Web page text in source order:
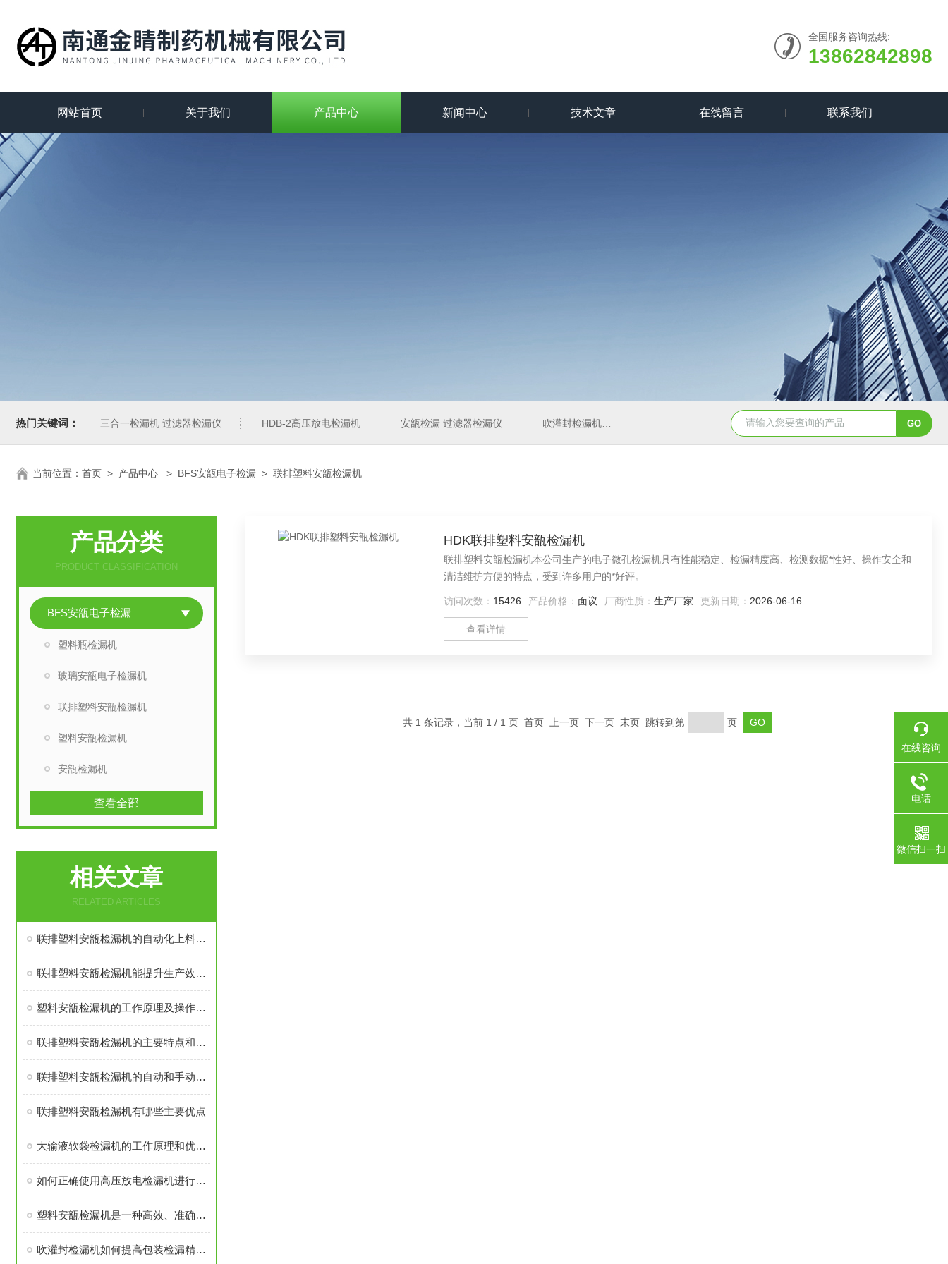
全国服务咨询热线:
13862842898
网站首页 关于我们 产品中心 新闻中心 技术文章 在线留言 联系我们
热门关键词： 三合一检漏机 过滤器检漏仪 HDB-2高压放电检漏机 安瓿检漏 过滤器检漏仪 吹灌封检漏机 过滤器检漏仪 塑瓶检漏机 过滤器检漏仪 玻璃安瓿电子检漏
当前位置： 首页 > 产品中心 > BFS安瓿电子检漏 > 联排塑料安瓿检漏机
产品分类
PRODUCT CLASSIFICATION
BFS安瓿电子检漏
塑料瓶检漏机
玻璃安瓿电子检漏机
联排塑料安瓿检漏机
塑料安瓿检漏机
安瓿检漏机
查看全部
相关文章
RELATED ARTICLES
联排塑料安瓿检漏机的自动化上料与分拣系统集成
联排塑料安瓿检漏机能提升生产效率与质量控制
塑料安瓿检漏机的工作原理及操作指南说明
联排塑料安瓿检漏机的主要特点和技术特征说明
联排塑料安瓿检漏机的自动和手动两种操作方式
联排塑料安瓿检漏机有哪些主要优点
大输液软袋检漏机的工作原理和优势有哪些？
如何正确使用高压放电检漏机进行检测？
塑料安瓿检漏机是一种高效、准确且环保的检测设备
吹灌封检漏机如何提高包装检漏精度？
HDK联排塑料安瓿检漏机
联排塑料安瓿检漏机本公司生产的电子微孔检漏机具有性能稳定、检漏精度高、检测数据*性好、操作安全和
清洁维护方便的特点，受到许多用户的*好评。
访问次数： 15426 产品价格： 面议 厂商性质： 生产厂家 更新日期： 2026-06-16
查看详情
共 1 条记录，当前 1 / 1 页 首页 上一页 下一页 末页 跳转到第 页
在线咨询
电话
微信扫一扫